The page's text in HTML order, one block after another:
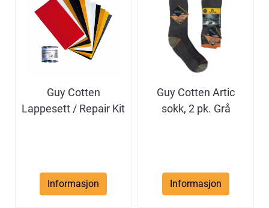
Guy Cotten
Lappesett / Repair Kit
Informasjon
Guy Cotten Artic
sokk, 2 pk. Grå
Informasjon